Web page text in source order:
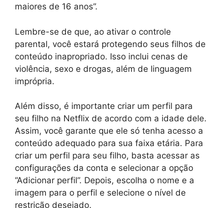
maiores de 16 anos”.
Lembre-se de que, ao ativar o controle
parental, você estará protegendo seus filhos de
conteúdo inapropriado. Isso inclui cenas de
violência, sexo e drogas, além de linguagem
imprópria.
Além disso, é importante criar um perfil para
seu filho na Netflix de acordo com a idade dele.
Assim, você garante que ele só tenha acesso a
conteúdo adequado para sua faixa etária. Para
criar um perfil para seu filho, basta acessar as
configurações da conta e selecionar a opção
“Adicionar perfil”. Depois, escolha o nome e a
imagem para o perfil e selecione o nível de
restrição desejado.